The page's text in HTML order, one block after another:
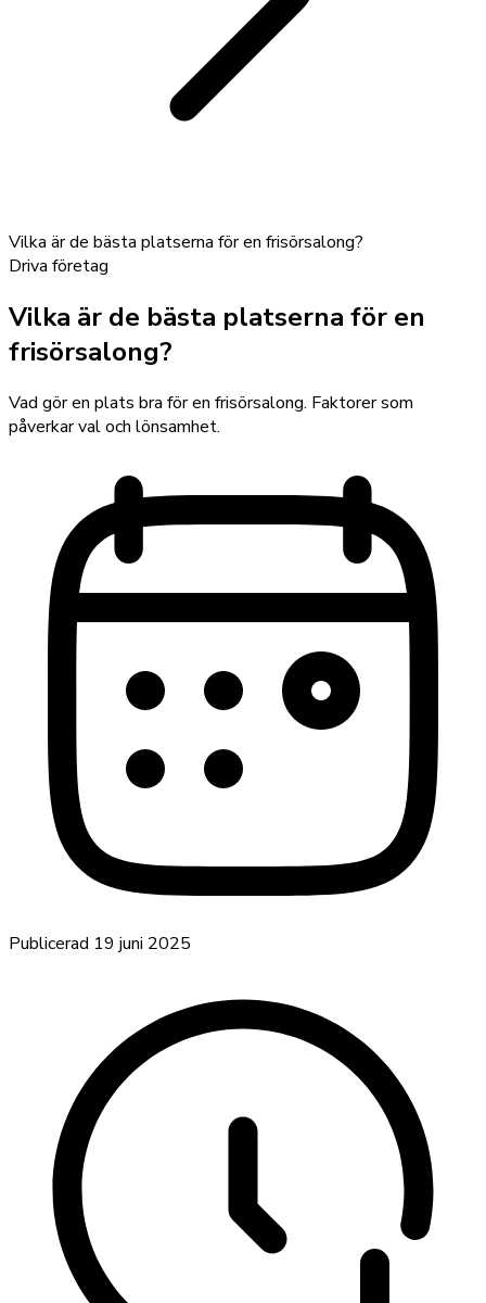
Vilka är de bästa platserna för en frisörsalong?
Driva företag
Vilka är de bästa platserna för en
frisörsalong?
Vad gör en plats bra för en frisörsalong. Faktorer som
påverkar val och lönsamhet.
Publicerad 19 juni 2025